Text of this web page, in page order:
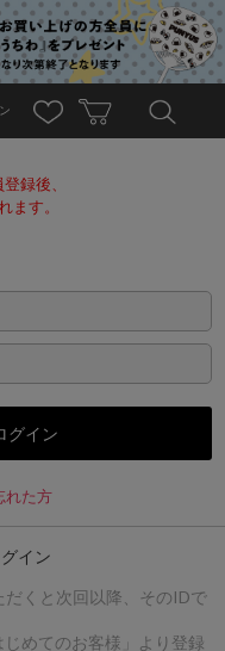
録後、
ます。
れた方
イン
くと次回以降、そのIDで
めてのお客様」より登録